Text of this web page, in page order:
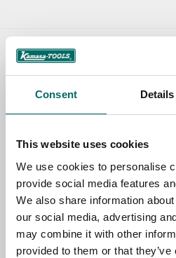
Consent Details
This website uses cookies
We use cookies to personalise
provide social media features
We also share information
our social media, advertising
may combine it with other
provided to them or that
Contact us